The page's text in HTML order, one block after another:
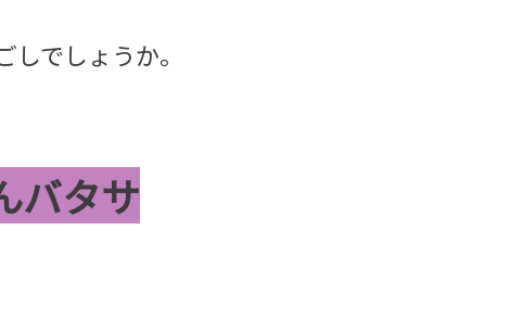
でしょうか。
バタサ